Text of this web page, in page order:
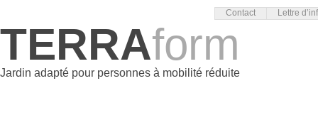
Contact Lettre
TERRAform
Jardin adapté pour personnes à mobilité réduite